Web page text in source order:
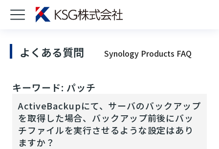
よくある質問 Synology Products FAQ
キーワード: パッチ
ActiveBackupにて、サーバのバックアップ
を取得した場合、バックアップ前後にバッ
チファイルを実行させるような設定はあり
ますか？